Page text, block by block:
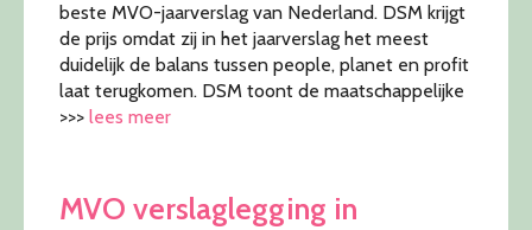
beste MVO-jaarverslag van Nederland. DSM krijgt
de prijs omdat zij in het jaarverslag het meest
duidelijk de balans tussen people, planet en profit
laat terugkomen. DSM toont de maatschappelijke
>>> lees meer
MVO verslaglegging in